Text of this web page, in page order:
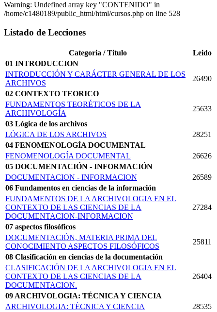
Warning: Undefined array key "CONTENIDO" in
/home/c1480189/public_html/html/cursos.php on line 528
Listado de Lecciones
Categoria / Titulo
Leido
01 INTRODUCCION
INTRODUCCIÓN Y CARÁCTER GENERAL DE LOS
ARCHIVOS
26490
02 CONTEXTO TEORICO
FUNDAMENTOS TEORÉTICOS DE LA
ARCHIVOLOGÍA
25633
03 Lógica de los archivos
LÓGICA DE LOS ARCHIVOS
28251
04 FENOMENOLOGÍA DOCUMENTAL
FENOMENOLOGÍA DOCUMENTAL
26626
05 DOCUMENTACIÓN - INFORMACIÓN
DOCUMENTACION - INFORMACION
26589
06 Fundamentos en ciencias de la información
FUNDAMENTOS DE LA ARCHIVOLOGIA EN EL
CONTEXTO DE LAS CIENCIAS DE LA
DOCUMENTACION-INFORMACION
27284
07 aspectos filosóficos
DOCUMENTACIÓN, MATERIA PRIMA DEL
CONOCIMIENTO ASPECTOS FILOSÓFICOS
25811
08 Clasificación en ciencias de la documentación
CLASIFICACIÓN DE LA ARCHIVOLOGIA EN EL
CONTEXTO DE LAS CIENCIAS DE LA
DOCUMENTACION.
26404
09 ARCHIVOLOGIA: TÉCNICA Y CIENCIA
ARCHIVOLOGIA: TÉCNICA Y CIENCIA
28535